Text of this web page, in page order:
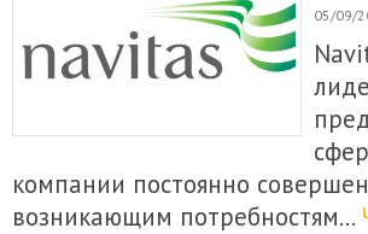
05/09/
компании постоянно
возникающим потребностям…